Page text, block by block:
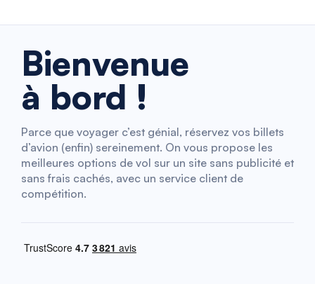
Bienvenue
à bord !
Parce que voyager c’est génial, réservez vos billets
d’avion (enfin) sereinement. On vous propose les
meilleures options de vol sur un site sans publicité et
sans frais cachés, avec un service client de
compétition.